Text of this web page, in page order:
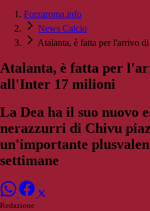
Forzaroma.info
News Calcio
Atalanta, è fatta per l'arrivo
Atalanta, è fatta per
all'Inter 17 milioni
La Dea ha il suo nuovo
nerazzurri di Chivu
un'importante
settimane
Redazione